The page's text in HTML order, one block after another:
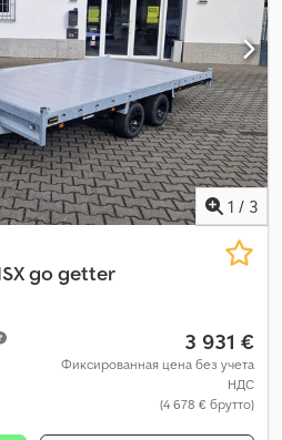
1 / 3
go getter
3 931 €
Фиксированная цена без учета
НДС
(4 678 € брутто)